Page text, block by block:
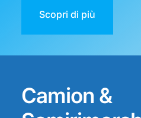
Scopri di più
Camion &